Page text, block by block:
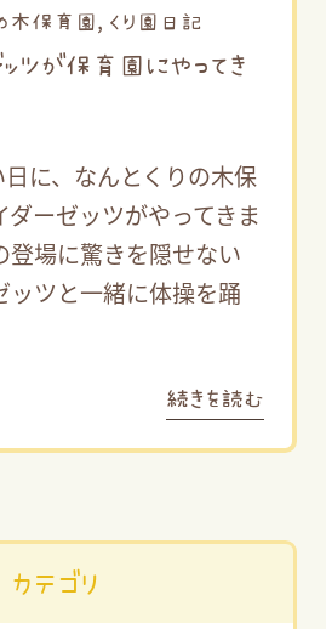
木保育園, くり園日記
ツが保育園にやってき
に、なんとくりの木保
ダーゼッツがやってきま
登場に驚きを隠せない
ッツと一緒に体操を踊
続きを読む
カテゴリ